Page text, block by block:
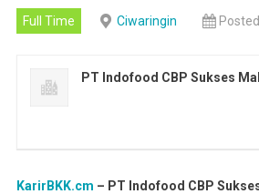
Full Time Ciwaringin
PT Indofood CBP Sukses
KarirBKK.cm – PT Indofood CBP